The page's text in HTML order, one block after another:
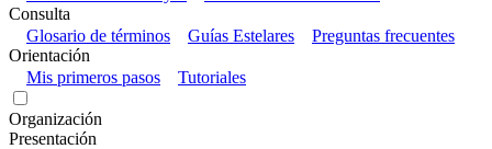
Consulta
Glosario de términos
Guías Estelares
Preguntas frecuentes
Orientación
Mis primeros pasos
Tutoriales
Organización
Presentación